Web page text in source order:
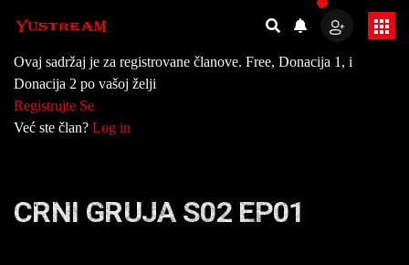
Ovaj sadržaj je za registrovane članove. Free, Donacija 1, i
Donacija 2 po vašoj želji
Registrujte Se
Već ste član? Log in
CRNI GRUJA S02 EP01